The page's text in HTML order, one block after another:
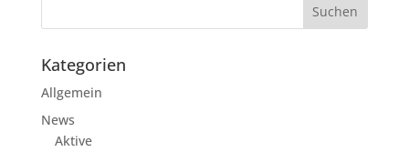
Kategorien
Allgemein
News
Aktive